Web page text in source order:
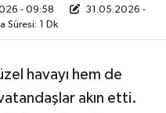
- 09:58
31.05.2026 -
Süresi: 1 Dk
havayı hem de
akın etti.